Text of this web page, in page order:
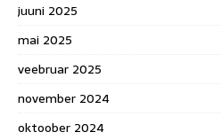
juuni 2025
mai 2025
veebruar 2025
november 2024
oktoober 2024